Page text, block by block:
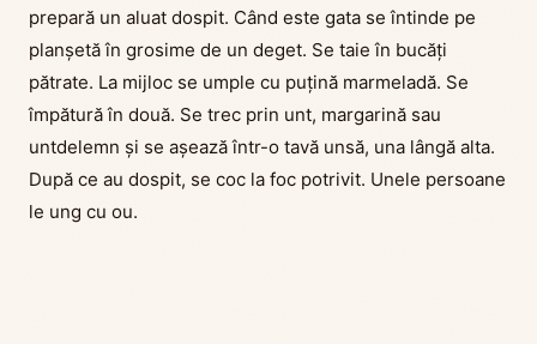
prepară un aluat dospit. Când este gata se întinde pe
planșetă în grosime de un deget. Se taie în bucăți
pătrate. La mijloc se umple cu puțină marmeladă. Se
împătură în două. Se trec prin unt, margarină sau
untdelemn și se așează într-o tavă unsă, una lângă alta.
După ce au dospit, se coc la foc potrivit. Unele persoane
le ung cu ou.